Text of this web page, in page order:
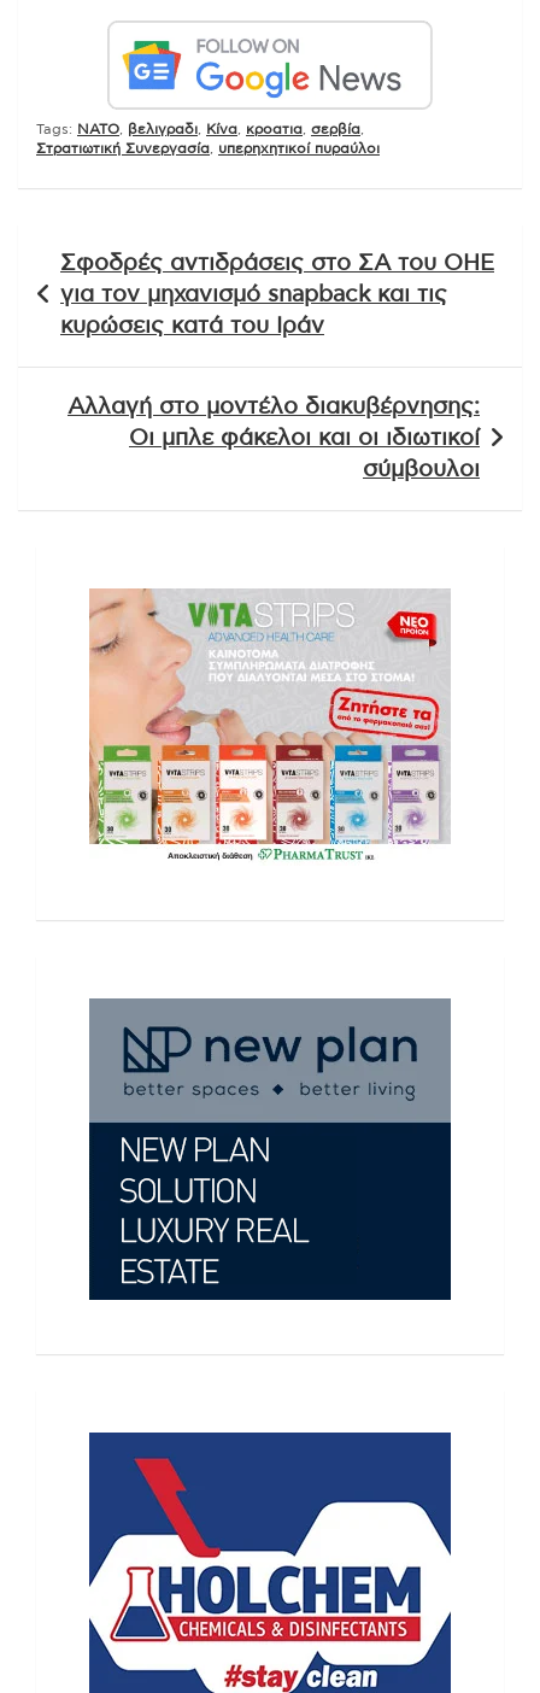
Tags: NATO βελιγραδι Κίνα κροατια σερβία
Στρατιωτική Συνεργασία
υπερηχητικοί πυραύλοι
άρθρων
Σφοδρές αντιδράσεις στο ΣΑ του ΟΗΕ
για τον μηχανισμό snapback και τις
κυρώσεις κατά του Ιράν
Αλλαγή στο μοντέλο διακυβέρνησης:
Οι μπλε φάκελοι και οι ιδιωτικοί
σύμβουλοι